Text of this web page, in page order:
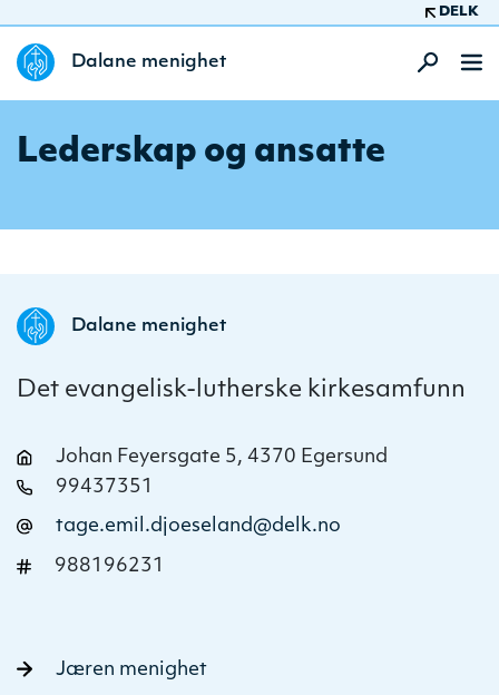
DELK
Dalane menighet
Lederskap og ansatte
Dalane menighet
Det evangelisk-lutherske kirkesamfunn
Johan Feyersgate 5, 4370 Egersund
99437351
tage.emil.djoeseland@delk.no
988196231
Jæren menighet